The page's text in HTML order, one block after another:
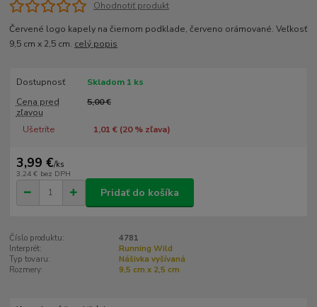
Ohodnotiť produkt
Červené logo kapely na čiernom podklade, červeno orámované. Veľkosť
9,5 cm x 2,5 cm. celý popis
Dostupnosť
Skladom 1 ks
Cena pred
zľavou
5,00 €
Ušetríte 1,01 € (20% zľava)
3,99 €/ks
3,24 € bez DPH
Pridať do košíka
Číslo produktu:
4781
Interprét:
Running Wild
Typ tovaru:
Nášivka vyšívaná
Rozmery:
9,5 cm x 2,5 cm